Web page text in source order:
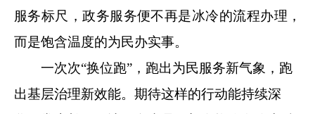
服务标尺，政务服务便不再是冰冷的流程办理，
而是饱含温度的为民办实事。
一次次“换位跑”，跑出为民服务新气象，跑
出基层治理新效能。期待这样的行动能持续深